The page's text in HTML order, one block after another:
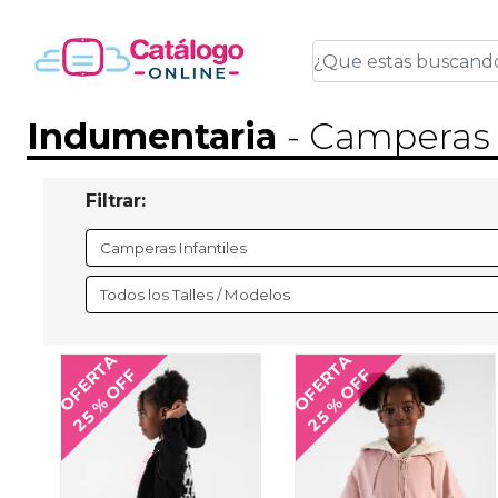
Indumentaria -
Filtrar:
OFERTA
25 % OFF OFERTA
25 % OFF